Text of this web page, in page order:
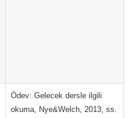
Ödev: Gelecek dersle ilgili
okuma, Nye&Welch, 2013, ss.